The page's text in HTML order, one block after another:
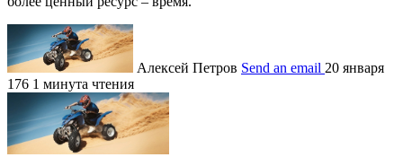
Алексей Петров Send an email 20 января
176 1 минута чтения